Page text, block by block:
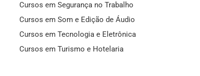
Cursos em Segurança no Trabalho
Cursos em Som e Edição de Áudio
Cursos em Tecnologia e Eletrônica
Cursos em Turismo e Hotelaria